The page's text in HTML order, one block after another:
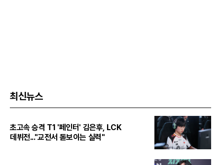
최신뉴스
초고속 승격 T1 '페인터' 김은후, LCK
데뷔전..."교전서 돋보이는 실력"